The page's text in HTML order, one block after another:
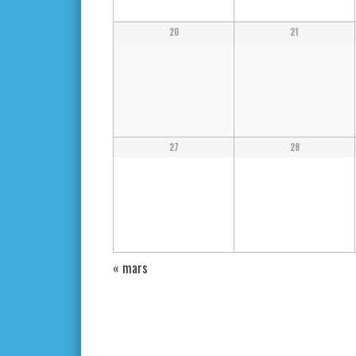
20 21
27 28
« mars